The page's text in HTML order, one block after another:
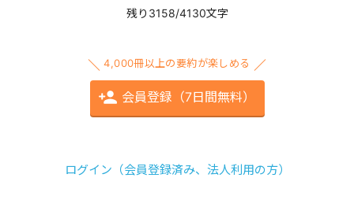
残り3158/4130文字
4,000冊以上の要約が楽しめる
会員登録（7日間無料）
ログイン（会員登録済み、法人利用の方）